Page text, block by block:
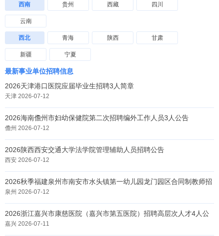
西南 贵州 西藏 四川
云南
西北 青海 陕西 甘肃
新疆 宁夏
最新事业单位招聘信息
2026天津港口医院应届毕业生招聘3人简章
天津 2026-07-12
2026海南儋州市妇幼保健院第二次招聘编外工作人员3人公告
儋州 2026-07-12
2026陕西西安交通大学法学院管理辅助人员招聘公告
西安 2026-07-12
2026秋季福建泉州市南安市水头镇第一幼儿园龙门园区合同制教师招
聘公告
泉州 2026-07-12
2026浙江嘉兴市康慈医院（嘉兴市第五医院）招聘高层次人才4人公
告
嘉兴 2026-07-11